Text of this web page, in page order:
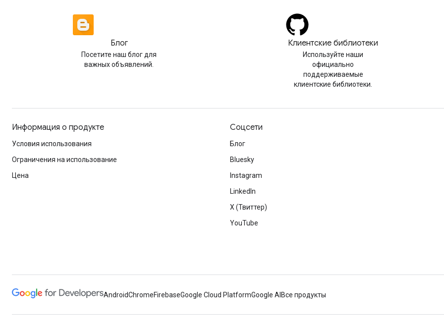
Блог
Посетите наш блог для
важных объявлений.
Клиентские библиотеки
Используйте наши
официально
поддерживаемые
клиентские библиотеки.
Информация о продукте
Условия использования
Ограничения на использование
Цена
Соцсети
Блог
Bluesky
Instagram
LinkedIn
X (Твиттер)
YouTube
AndroidChromeFirebaseGoogle Cloud PlatformGoogle AI Все продукты